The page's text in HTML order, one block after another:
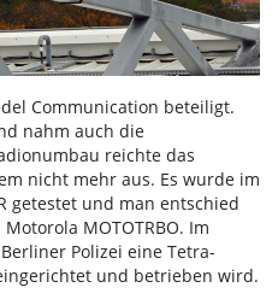
Communication beteiligt.
nahm auch die
reichte das
nicht mehr aus. Es wurde im
getestet und man entschied
MOTOTRBO. Im
Polizei eine Tetra-
und betrieben wird.